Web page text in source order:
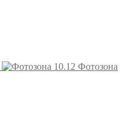
Фотозона